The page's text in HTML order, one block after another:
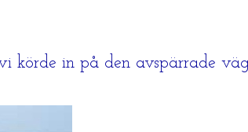
körde in på den avspärrade